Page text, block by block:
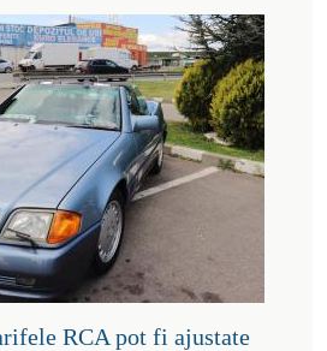
RCA pot fi ajustate